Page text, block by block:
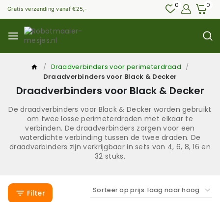
Gratis verzending vanaf €25,- 0 0
/ Draadverbinders voor perimeterdraad /
Draadverbinders voor Black & Decker
Draadverbinders voor Black & Decker
De draadverbinders voor Black & Decker worden gebruikt
om twee losse perimeterdraden met elkaar te
verbinden. De draadverbinders zorgen voor een
waterdichte verbinding tussen de twee draden. De
draadverbinders zijn verkrijgbaar in sets van 4, 6, 8, 16 en
32 stuks.
Filter